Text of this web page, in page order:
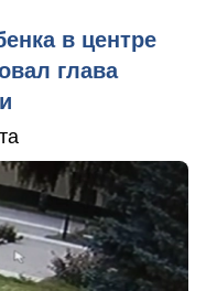
в центре
глава